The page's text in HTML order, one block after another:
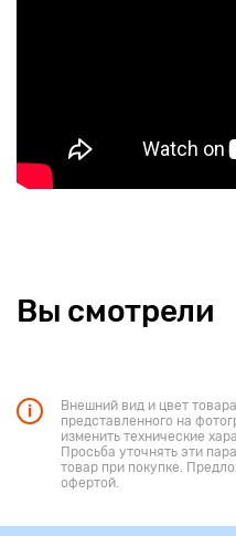
Вы смотрели
Внешний вид и цвет
представленного на
изменить технические
Просьба уточнять эти
товар при покупке.
офертой.